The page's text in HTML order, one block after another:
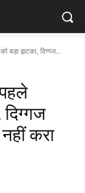
बड़ा झटका, दिग्गज...
करा